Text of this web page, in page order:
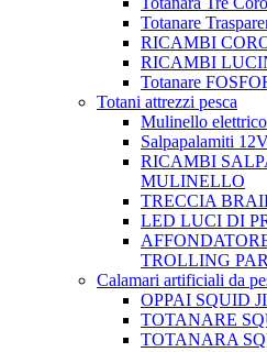
Totanare
RICAMBI
RICAMBI
Totanare
Totani attrezzi pesca
Mulinello
Salpapalamiti
RICAMBI
MULINELLO
TRECCIA
LED LUCI DI
TROLLING
Calamari artificiali da
OPPAI SQUID
TOTANARE
TOTANARA